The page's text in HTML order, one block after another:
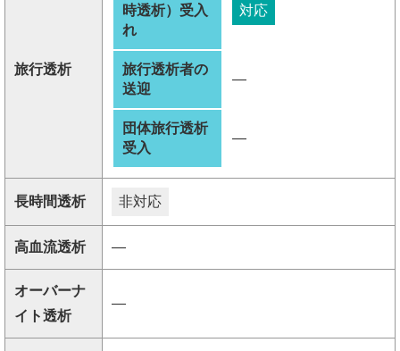
旅行透析
時透析）受入
れ
対応
旅行透析者の
送迎
―
団体旅行透析
受入
―
長時間透析 非対応
高血流透析 ―
オーバーナ
イト透析
―